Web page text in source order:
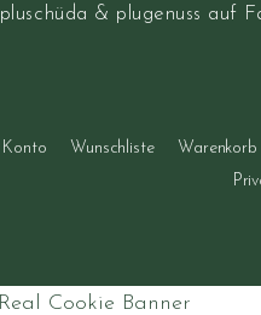
pluschüda & plugenuss auf
Konto Wunschliste Warenkorb
Cookie Banner